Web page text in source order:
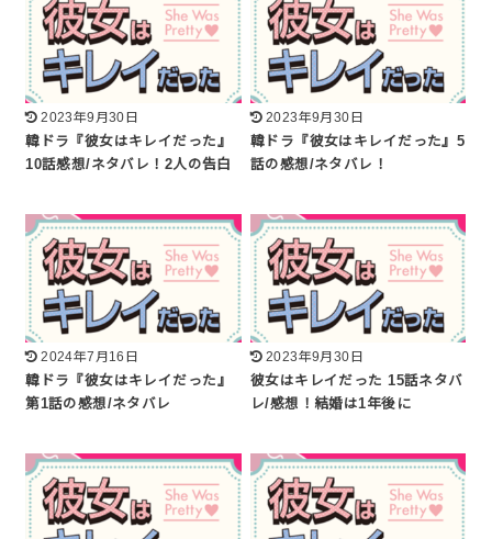
2023年9月30日
韓ドラ『彼女はキレイだった』
10話感想/ネタバレ！2人の告白
2023年9月30日
韓ドラ『彼女はキレイだった』5
話の感想/ネタバレ！
2024年7月16日
韓ドラ『彼女はキレイだった』
第1話の感想/ネタバレ
2023年9月30日
彼女はキレイだった 15話ネタバ
レ/感想！結婚は1年後に